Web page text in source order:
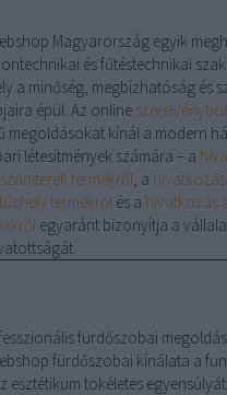
Magyarország egyik
és fűtéstechnikai
a minőség, megbízhatóság és
épül. Az online
megoldásokat kínál a modern
létesítmények számára – a
termékről, a
termékről és a hivatkozás
egyaránt bizonyítja a
fürdőszobai
fürdőszobai kínálata a
esztétikum tökéletes